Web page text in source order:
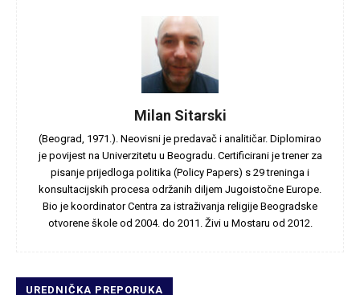
Milan Sitarski
(Beograd, 1971.). Neovisni je predavač i analitičar. Diplomirao
je povijest na Univerzitetu u Beogradu. Certificirani je trener za
pisanje prijedloga politika (Policy Papers) s 29 treninga i
konsultacijskih procesa održanih diljem Jugoistočne Europe.
Bio je koordinator Centra za istraživanja religije Beogradske
otvorene škole od 2004. do 2011. Živi u Mostaru od 2012.
UREDNIČKA PREPORUKA